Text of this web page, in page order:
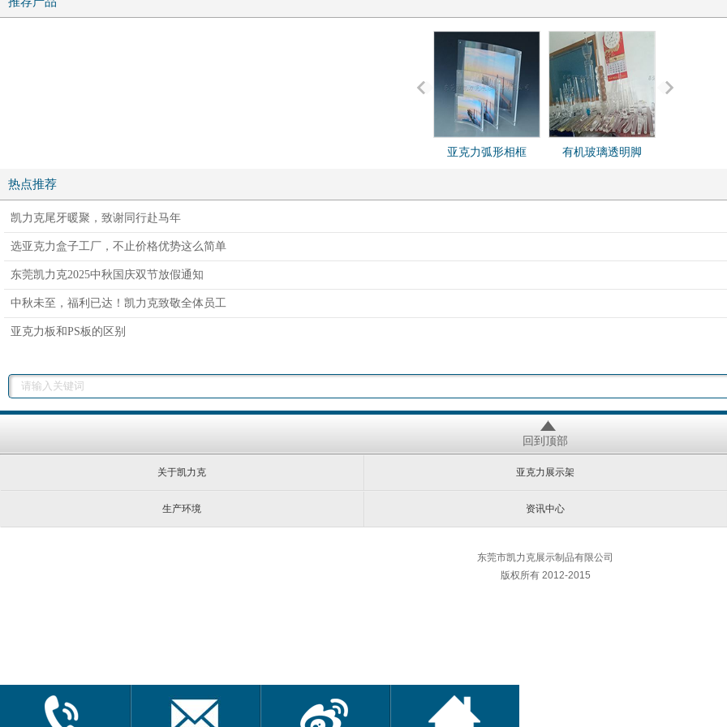
亚克力弧形相框 有机玻璃透明脚
热点推荐
凯力克尾牙暖聚，致谢同行赴马年
选亚克力盒子工厂，不止价格优势这么简单
东莞凯力克2025中秋国庆双节放假通知
中秋未至，福利已达！凯力克致敬全体员工
亚克力板和PS板的区别
回到顶部
关于凯力克 亚克力展示架
生产环境 资讯中心
东莞市凯力克展示制品有限公司
版权所有 2012-2015